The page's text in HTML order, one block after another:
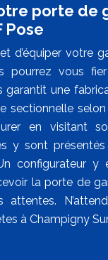
porte de
Pose
d’équiper votre
pourrez vous
garantit une
sectionnelle selon
en visitant
y sont
configurateur y
la porte de
à Champigny